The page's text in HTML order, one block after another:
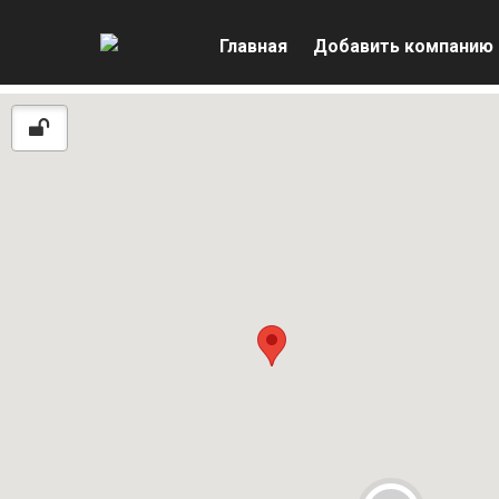
Главная Добавить компанию